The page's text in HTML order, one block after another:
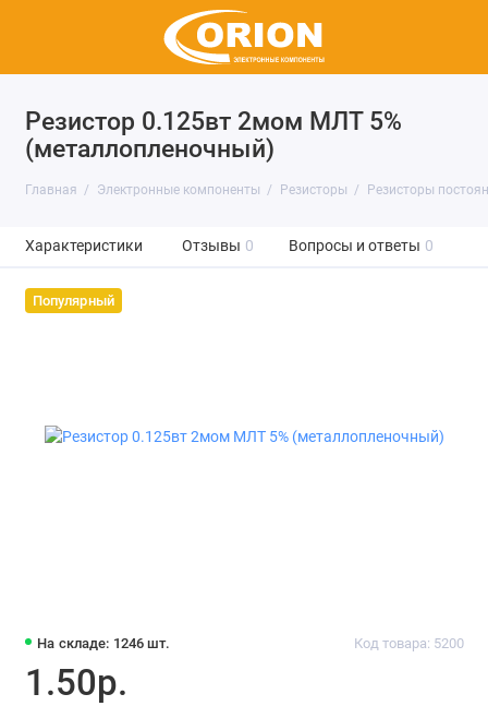
Резистор 0.125вт 2мом МЛТ 5%
(металлопленочный)
Главная Электронные компоненты Резисторы Резисторы
Характеристики Отзывы 0 Вопросы и ответы 0
Популярный
На складе: 1246 шт. Код товара: 5200
1.50р.